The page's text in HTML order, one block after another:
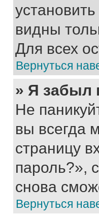
видны
Для всех
Вернуться
» Я забыл
Не
вы всегда
страницу
пароль?»,
снова
Вернуться